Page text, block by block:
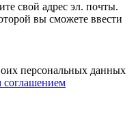
свой адрес эл. почты.
вы сможете ввести
персональных данных
соглашением